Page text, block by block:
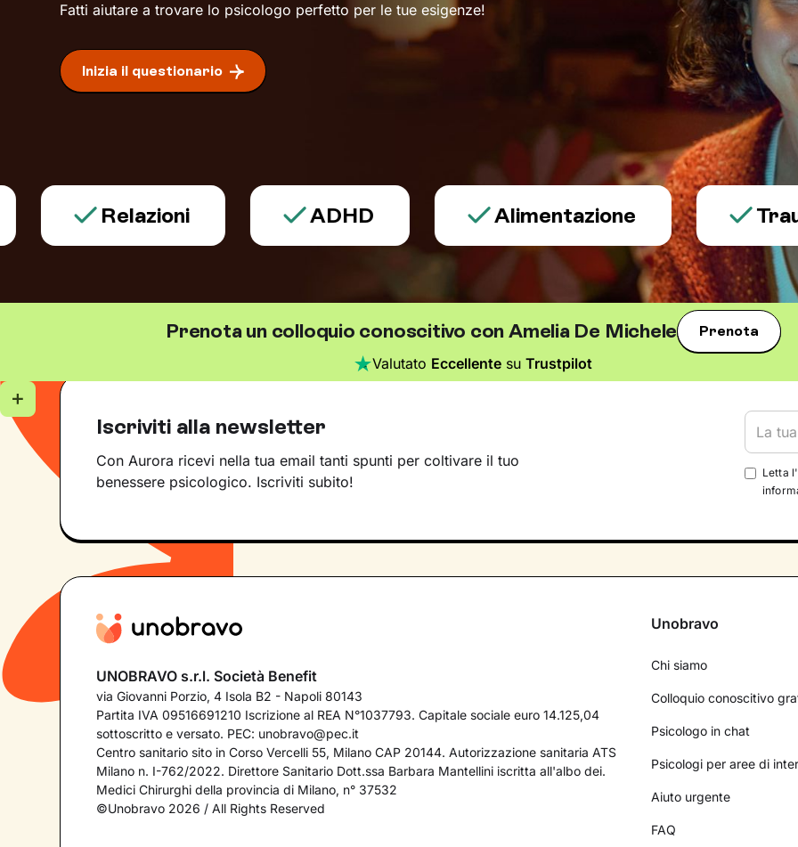
Fatti aiutare a trovare lo psicologo perfetto per le tue esigenze!
Inizia il questionario
Relazioni ADHD Alimentazione Trauma
Prenota un colloquio conoscitivo con Amelia De Michele Prenota
Valutato Eccellente suTrustpilot
Iscriviti alla newsletter
Con Aurora ricevi nella tua email tanti spunti per coltivare il tuo
benessere psicologico. Iscriviti subito!
Letta l'
UNOBRAVO s.r.l. Società Benefit
via Giovanni Porzio, 4 Isola B2 - Napoli 80143
Partita IVA 09516691210 Iscrizione al REA N°1037793. Capitale sociale euro 14.125,04
sottoscritto e versato. PEC: unobravo@pec.it
Centro sanitario sito in Corso Vercelli 55, Milano CAP 20144. Autorizzazione sanitaria ATS
Milano n. I-762/2022. Direttore Sanitario Dott.ssa Barbara Mantellini iscritta all'albo dei.
Medici Chirurghi della provincia di Milano, n° 37532
©Unobravo 2026 / All Rights Reserved
Unobravo
Chi siamo
Colloquio conoscitivo
Psicologo in chat
Psicologi per aree di
Aiuto urgente
FAQ